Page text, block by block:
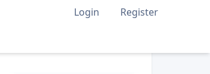
Login Register